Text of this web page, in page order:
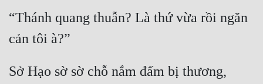
“Thánh quang thuẫn? Là thứ vừa rồi ngăn
Sở Hạo sờ sờ chỗ nắm đấm bị thương,